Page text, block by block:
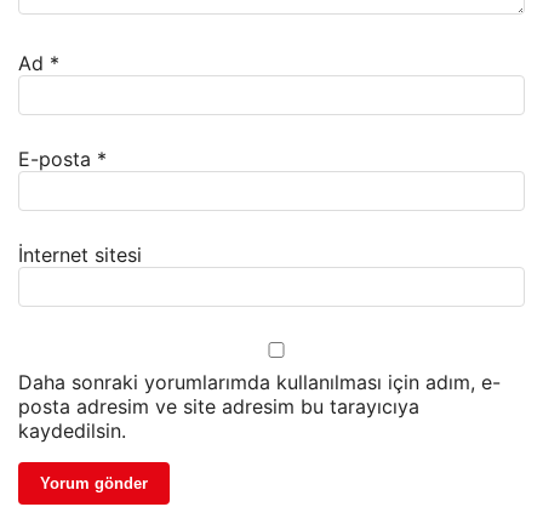
Ad *
E-posta *
İnternet sitesi
Daha sonraki yorumlarımda kullanılması için adım, e-
posta adresim ve site adresim bu tarayıcıya
kaydedilsin.